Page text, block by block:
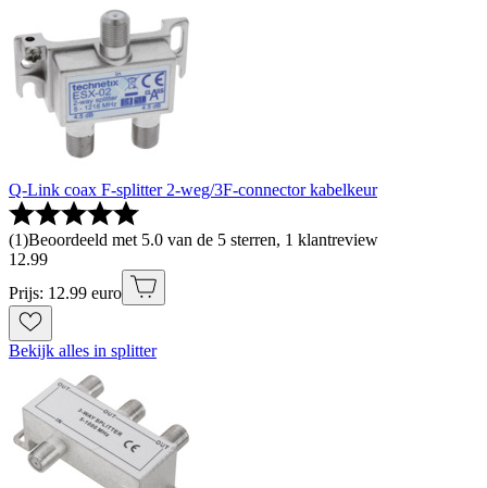
Q-Link coax F-splitter 2-weg/3F-connector kabelkeur
(1)Beoordeeld met 5.0 van de 5 sterren, 1 klantreview
12.99
Prijs: 12.99 euro
Bekijk alles in splitter